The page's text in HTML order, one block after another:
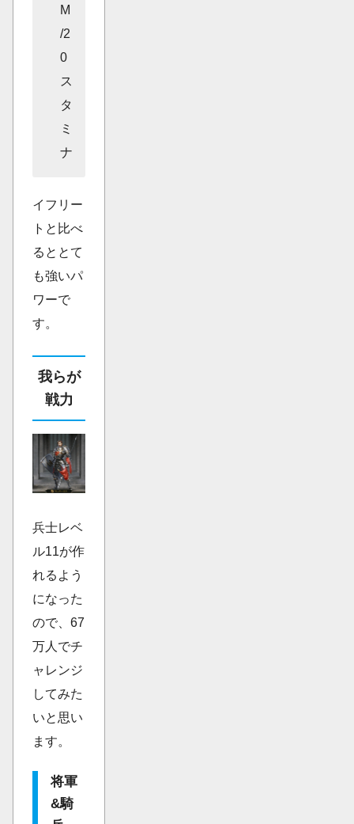
M
/2
0
ス
タ
ミ
ナ
イフリー
トと比べ
るととて
も強いパ
ワーで
す。
我らが
戦力
兵士レベ
ル11が作
れるよう
になった
ので、67
万人でチ
ャレンジ
してみた
いと思い
ます。
将軍
&騎